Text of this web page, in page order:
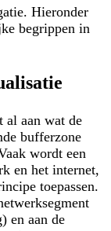
Hieronder
begrippen in
al aan wat de
bufferzone
wordt een
en het internet,
toepassen.
en aan de